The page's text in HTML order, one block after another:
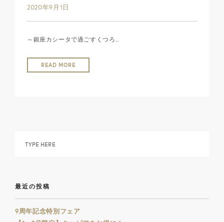
2020年9月1日
～銀座カシータで過ごすくつろ…
READ MORE
最近の投稿
9周年記念特別フェア